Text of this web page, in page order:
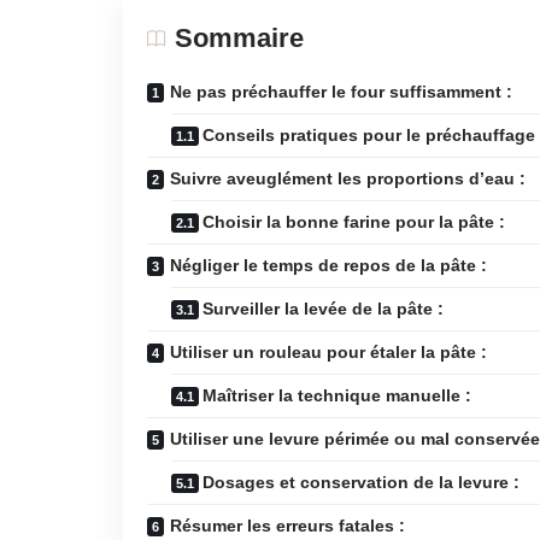
Sommaire
Ne pas préchauffer le four suffisamment :
Conseils pratiques pour le préchauffage
Suivre aveuglément les proportions d’eau :
Choisir la bonne farine pour la pâte :
Négliger le temps de repos de la pâte :
Surveiller la levée de la pâte :
Utiliser un rouleau pour étaler la pâte :
Maîtriser la technique manuelle :
Utiliser une levure périmée ou mal
Dosages et conservation de la levure :
Résumer les erreurs fatales :